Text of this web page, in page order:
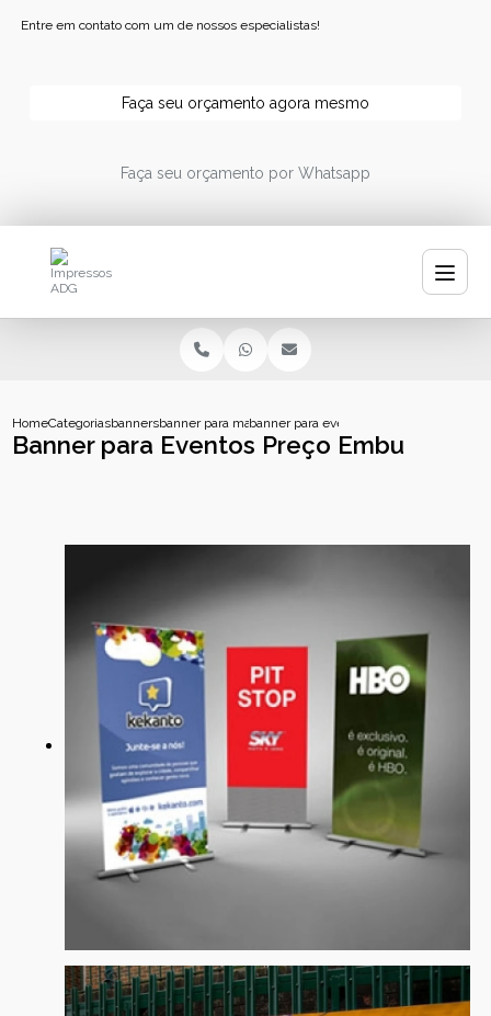
Entre em contato com um de nossos especialistas!
Faça seu orçamento agora mesmo
Faça seu orçamento por Whatsapp
HomeCategoriasbannersbanner para manicurebanner para eventos preco embu
Banner para Eventos Preço Embu